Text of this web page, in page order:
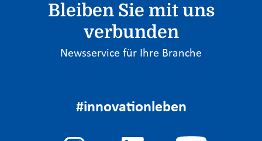
Bleiben Sie mit uns
verbunden
Newsservice für Ihre Branche
#innovationleben